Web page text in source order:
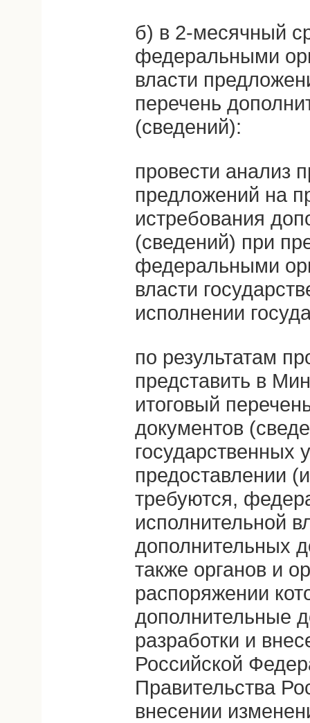
б) в 2-месячный
федеральными
власти
перечень
(сведений):
провести анализ
предложений на
истребования
(сведений) при
федеральными
власти
исполнении
по результатам
представить в
итоговый
документов
государственных
предоставлении
требуются,
исполнительной
дополнительных
также органов и
распоряжении
дополнительные
разработки и
Российской
Правительства
внесении